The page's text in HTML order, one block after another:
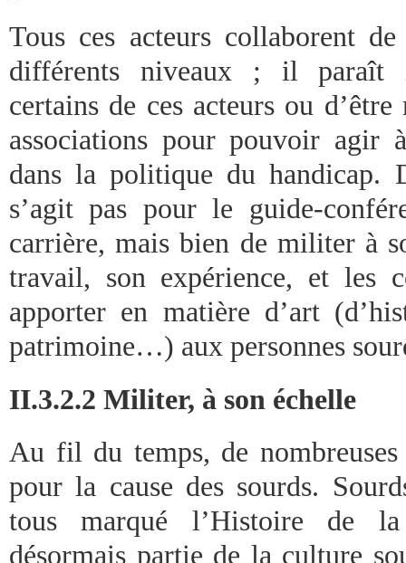
Tous ces acteurs collaborent
différents niveaux ; il paraît
certains de ces acteurs ou
associations pour pouvoir agir
dans la politique du handicap.
s’agit pas pour le guide-
carrière, mais bien de militer à
travail, son expérience, et les
apporter en matière d’art
patrimoine…) aux personnes
II.3.2.2 Militer, à son échelle
Au fil du temps, de
pour la cause des sourds.
tous marqué l’Histoire de
désormais partie de la culture